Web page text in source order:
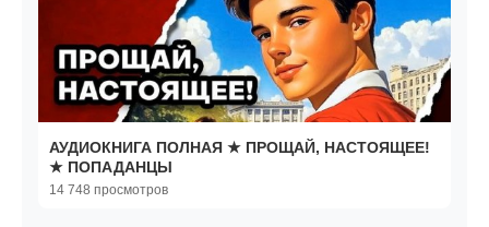
АУДИОКНИГА ПОЛНАЯ ★ ПРОЩАЙ, НАСТОЯЩЕЕ!
★ ПОПАДАНЦЫ
14 748 просмотров